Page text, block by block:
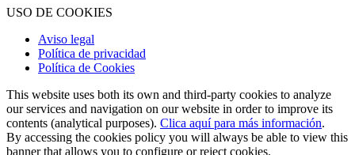
USO DE COOKIES
Aviso legal
Política de privacidad
Política de Cookies
This website uses both its own and third-party cookies to analyze
our services and navigation on our website in order to improve its
contents (analytical purposes). Clica aquí para más información.
By accessing the cookies policy you will always be able to view this
banner that allows you to configure or reject cookies.